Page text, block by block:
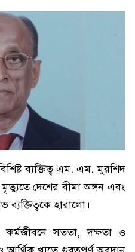
ব্যক্তিত্ব এম. এম. মুরশিদ
দেশের বীমা অঙ্গন এবং
হারালো।
সততা, দক্ষতা ও